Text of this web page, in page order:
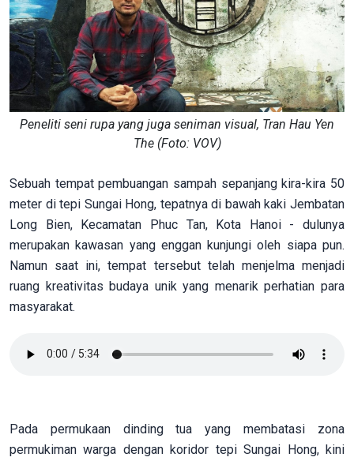
Peneliti seni rupa yang juga seniman visual, Tran Hau Yen
The (Foto: VOV)
Sebuah tempat pembuangan sampah sepanjang kira-kira 50
meter di tepi Sungai Hong, tepatnya di bawah kaki Jembatan
Long Bien, Kecamatan Phuc Tan, Kota Hanoi - dulunya
merupakan kawasan yang enggan kunjungi oleh siapa pun.
Namun saat ini, tempat tersebut telah menjelma menjadi
ruang kreativitas budaya unik yang menarik perhatian para
masyarakat.
Pada permukaan dinding tua yang membatasi zona
permukiman warga dengan koridor tepi Sungai Hong, kini